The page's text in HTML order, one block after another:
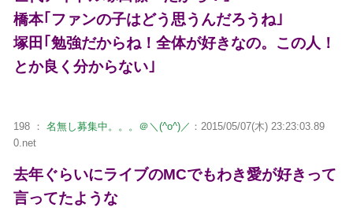
橋本｢ファンの子はどう思うんだろうね｣
塚田｢勉強だからね！全体が好きなの。この人！
とか良く分からない｣
198 ： 名無し募集中。。。＠＼(^o^)／ ：2015/05/07(木) 23:23:03.89
0.net
去年ぐらいにライブのMCでもわき愛が好きって
言ってたような